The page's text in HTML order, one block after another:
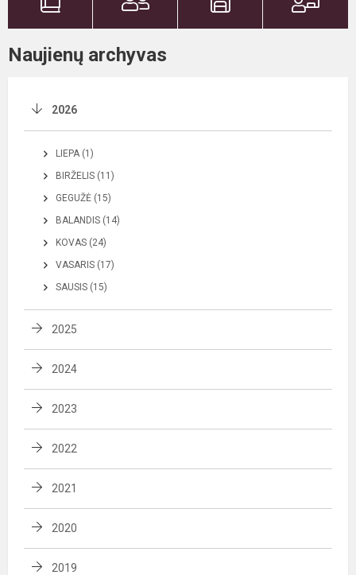
Naujienų archyvas
2026
LIEPA (1)
BIRŽELIS (11)
GEGUŽĖ (15)
BALANDIS (14)
KOVAS (24)
VASARIS (17)
SAUSIS (15)
2025
2024
2023
2022
2021
2020
2019